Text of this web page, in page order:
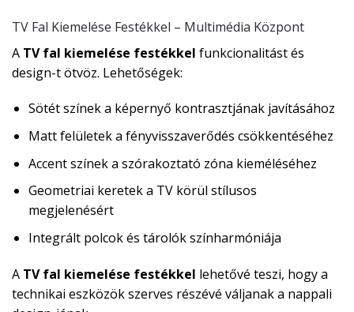
TV Fal Kiemelése Festékkel – Multimédia Központ
A TV fal kiemelése festékkel funkcionalitást és
design-t ötvöz. Lehetőségek:
Sötét színek a képernyő kontrasztjának javításához
Matt felületek a fényvisszaverődés csökkentéséhez
Accent színek a szórakoztató zóna kieméléséhez
Geometriai keretek a TV körül stílusos
megjelenésért
Integrált polcok és tárolók színharmóniája
A TV fal kiemelése festékkel lehetővé teszi, hogy a
technikai eszközök szerves részévé váljanak a nappali